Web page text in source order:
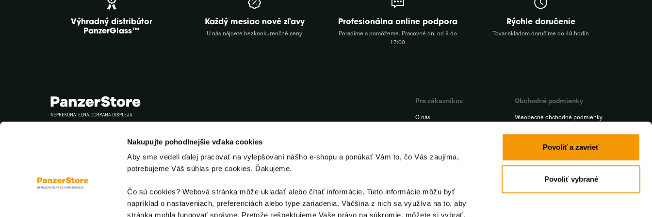
Nakupujte pohodlnejšie vďaka cookies
Aby sme vedeli ďalej pracovať na vylepšovaní nášho e-shopu a ponúkať Vám to, čo Vás zaujíma,
potrebujeme Váš súhlas pre cookies. Ďakujeme.
Čo sú cookies? Webová stránka môže ukladať alebo čítať informácie. Tieto informácie môžu byť
napríklad o nastaveniach, preferenciách alebo type zariadenia. Väčšina z nich sa využíva na to, aby
stránka mohla fungovať správne. Pretože rešpektujeme Vaše právo na súkromie, môžete si vybrať.
Povoliť a zavrieť
Povoliť vybrané
Výhradný distribútor
PanzerGlass™
Každý mesiac nové zľavy
U nás nájdete bezkonkurenčné ceny
Profesionálna online podpora
Poradíme a pomôžeme. Pracovné dni od 8 do
17:00
Rýchle doručenie
Tovar skladom doručíme do 48 hodín
Pre zákazníkov
O nás
Kontakt
Obchodné podmienky
Všeobecné obchodné podmienky
Reklamačný poriadok
Ochrana osobných údajov